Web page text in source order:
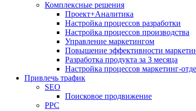
Комплексные решения
Проект+Аналитика
Настройка процессов разработки
Настройка процессов производства
Управление маркетингом
Повышение эффективности
Разработка продукта за 3 месяца
Настройка процессов маркетинг-
Привлечь трафик
SEO
Поисковое продвижение
PPC